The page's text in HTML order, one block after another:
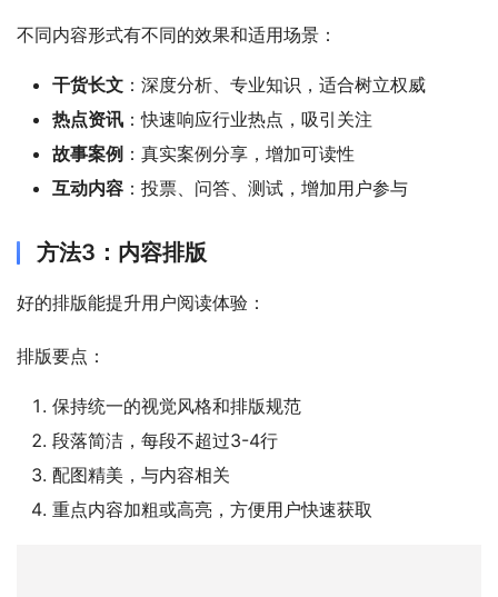
不同内容形式有不同的效果和适用场景：
干货长文 ：深度分析、专业知识，适合树立权威
热点资讯 ：快速响应行业热点，吸引关注
故事案例 ：真实案例分享，增加可读性
互动内容 ：投票、问答、测试，增加用户参与
方法3：内容排版
好的排版能提升用户阅读体验：
排版要点：
保持统一的视觉风格和排版规范
段落简洁，每段不超过3-4行
配图精美，与内容相关
重点内容加粗或高亮，方便用户快速获取